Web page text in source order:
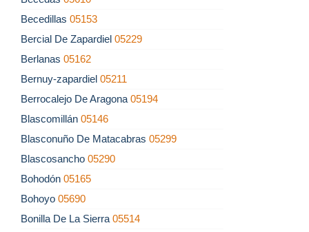
Becedillas 05153
Bercial De Zapardiel 05229
Berlanas 05162
Bernuy-zapardiel 05211
Berrocalejo De Aragona 05194
Blascomillán 05146
Blasconuño De Matacabras 05299
Blascosancho 05290
Bohodón 05165
Bohoyo 05690
Bonilla De La Sierra 05514